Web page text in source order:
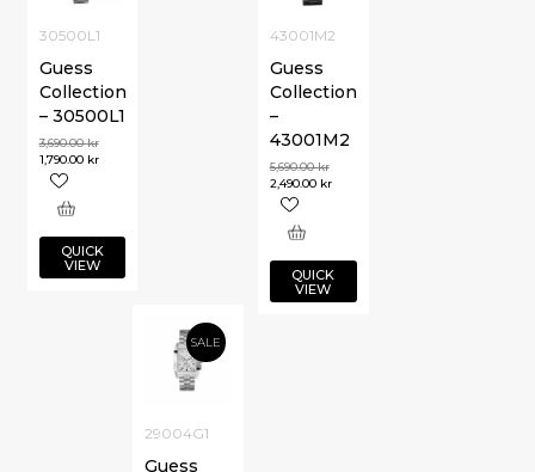
43001M2
Guess
Collection
–
43001M2
5,690.00kr
2,490.00 kr
QUICK
VIEW
30500L1
Guess
Collection
– 30500L1
3,690.00kr
1,790.00 kr
QUICK
VIEW
SALE
29004G1
Guess